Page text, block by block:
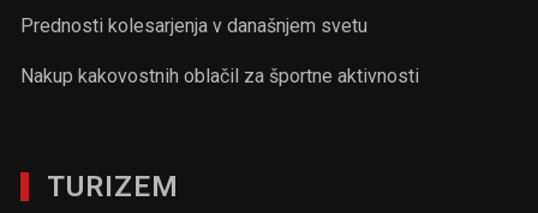
Prednosti kolesarjenja v današnjem svetu
Nakup kakovostnih oblačil za športne aktivnosti
TURIZEM